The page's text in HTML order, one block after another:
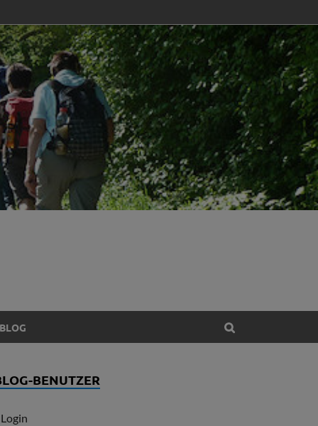
BENUTZER
Login